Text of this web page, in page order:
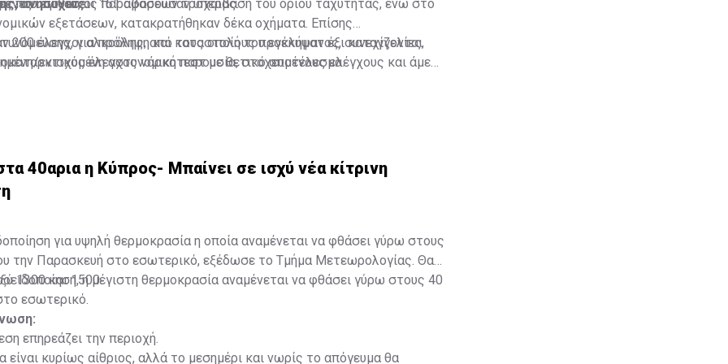
ανησυχίας.
υποθέσεις παραβάσεων τροχαίας.
που έγιναν, οι 161 αφορούσαν υπέρβαση του ορίου ταχύτητας, ενώ στο
εξετάσεων, κατακρατήθηκαν δέκα οχήματα. Επίσης
200 έλεγχοι αλκοόλης, από τους οποίους προέκυψαν έξι καταγγελίες,
έλεγχος νάρκοτεστ με θετικό αποτέλεσμα.
για πρόληψη και καταστολή του εγκλήματος, συνεχίζονται
ενισχυμένη αστυνομική παρουσία, στοχευμένους ελέγχους και άμεση
40αρια η Κύπρος- Μπαίνει σε ισχύ νέα κίτρινη
για υψηλή θερμοκρασία η οποία αναμένεται να φθάσει γύρω στους
την Παρασκευή στο εσωτερικό, εξέδωσε το Τμήμα Μετεωρολογίας. Θα
1300 και 1500.η μέγιστη θερμοκρασία αναμένεται να φθάσει γύρω στους 40
εσωτερικό.
επηρεάζει την περιοχή.
είναι κυρίως αίθριος, αλλά το μεσημέρι και νωρίς το απόγευμα θα